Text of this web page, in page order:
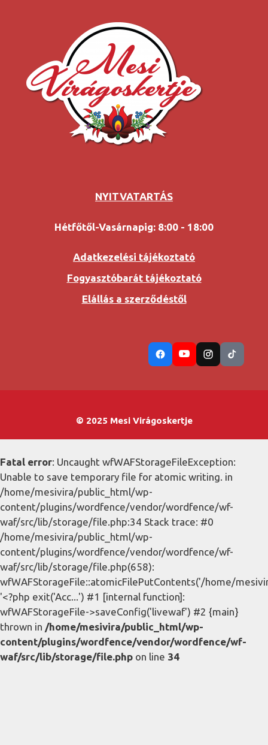
NYITVATARTÁS
Hétfőtől-Vasárnapig: 8:00 - 18:00
Adatkezelési tájékoztató
Fogyasztóbarát tájékoztató
Elállás a szerződéstől
© 2025 Mesi Virágoskertje
Fatal error: Uncaught wfWAFStorageFileException:
Unable to save temporary file for atomic writing. in
/home/mesivira/public_html/wp-
content/plugins/wordfence/vendor/wordfence/wf-
waf/src/lib/storage/file.php:34 Stack trace: #0
/home/mesivira/public_html/wp-
content/plugins/wordfence/vendor/wordfence/wf-
waf/src/lib/storage/file.php(658):
wfWAFStorageFile::atomicFilePutContents('/home/
'<?php exit('Acc...') #1 [internal function]:
wfWAFStorageFile->saveConfig('livewaf') #2 {main}
thrown in /home/mesivira/public_html/wp-
content/plugins/wordfence/vendor/wordfence/wf-
waf/src/lib/storage/file.php on line 34